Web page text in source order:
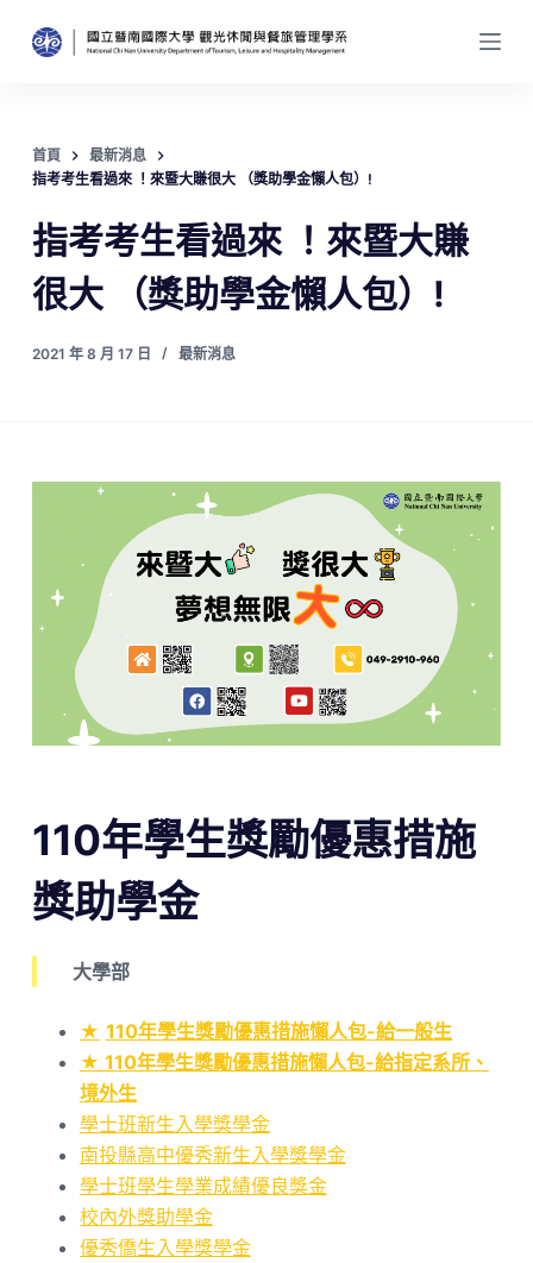
跳
至
內
容
首頁
最新消息
指考考生看過來 ！來暨大賺很大 （獎助學金懶人包）!
指考考生看過來 ！來暨大賺
很大 （獎助學金懶人包）!
2021 年 8 月 17 日 最新消息
110年學生獎勵優惠措施
獎助學金
大學部
★ 110年學生獎勵優惠措施懶人包-給一般生
★ 110年學生獎勵優惠措施懶人包-給指定系所、
境外生
學士班新生入學獎學金
南投縣高中優秀新生入學獎學金
學士班學生學業成績優良獎金
校內外獎助學金
優秀僑生入學獎學金